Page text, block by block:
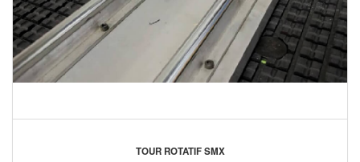
TOUR ROTATIF SMX